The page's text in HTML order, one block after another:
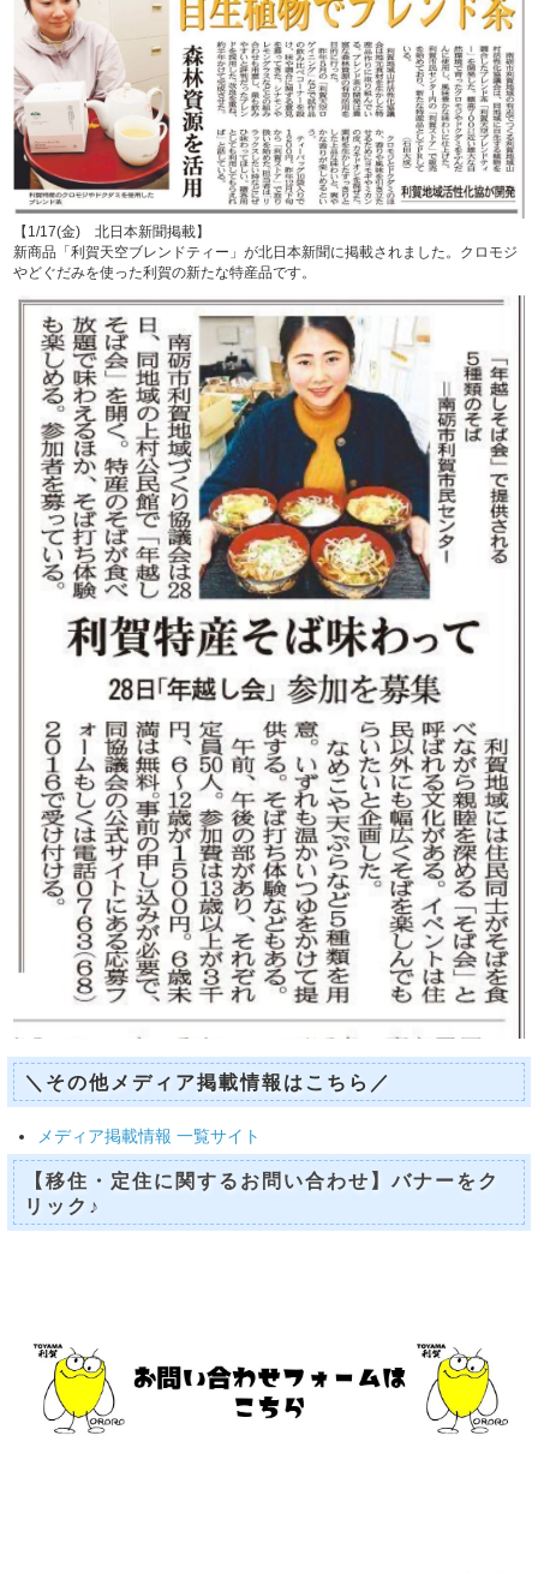
【1/17(金) 北日本新聞掲載】
新商品「利賀天空ブレンドティー」が北日本新聞に掲載されました。クロモジ
やどぐだみを使った利賀の新たな特産品です。
＼その他メディア掲載情報はこちら／
メディア掲載情報 一覧サイト
【移住・定住に関するお問い合わせ】バナーをク
リック♪